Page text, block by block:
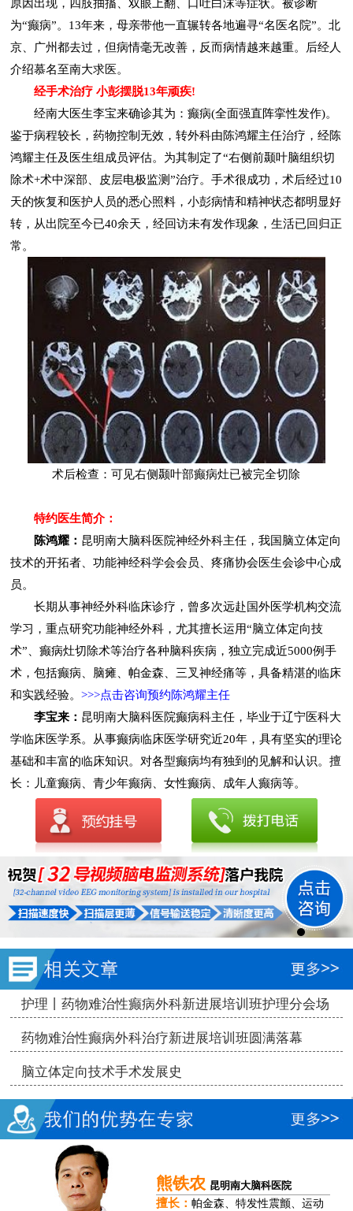
原因出现，四肢抽搐、双眼上翻、口吐白沫等症状。被诊断
为“癫病”。13年来，母亲带他一直辗转各地遍寻“名医名院”。北
京、广州都去过，但病情毫无改善，反而病情越来越重。后经人
介绍慕名至南大求医。
经手术治疗 小彭摆脱13年顽疾!
经南大医生李宝来确诊其为：癫病(全面强直阵挛性发作)。
鉴于病程较长，药物控制无效，转外科由陈鸿耀主任治疗，经陈
鸿耀主任及医生组成员评估。为其制定了“右侧前颞叶脑组织切
除术+术中深部、皮层电极监测”治疗。手术很成功，术后经过10
天的恢复和医护人员的悉心照料，小彭病情和精神状态都明显好
转，从出院至今已40余天，经回访未有发作现象，生活已回归正
常。
术后检查：可见右侧颞叶部癫病灶已被完全切除
特约医生简介：
陈鸿耀： 昆明南大脑科医院神经外科主任，我国脑立体定向
技术的开拓者、功能神经科学会会员、疼痛协会医生会诊中心成
员。
长期从事神经外科临床诊疗，曾多次远赴国外医学机构交流
学习，重点研究功能神经外科，尤其擅长运用“脑立体定向技
术”、癫病灶切除术等治疗各种脑科疾病，独立完成近5000例手
术，包括癫病、脑瘫、帕金森、三叉神经痛等，具备精湛的临床
和实践经验。>>>点击咨询预约陈鸿耀主任
李宝来： 昆明南大脑科医院癫病科主任，毕业于辽宁医科大
学临床医学系。从事癫病临床医学研究近20年，具有坚实的理论
基础和丰富的临床知识。对各型癫病均有独到的见解和认识。擅
长：儿童癫病、青少年癫病、女性癫病、成年人癫病等。
护理丨药物难治性癫病外科新进展培训班护理分会场
圆满结束
药物难治性癫病外科治疗新进展培训班圆满落幕
脑立体定向技术手术发展史
熊铁农 昆明南大脑科医院
擅长：帕金森、特发性震颤、运动